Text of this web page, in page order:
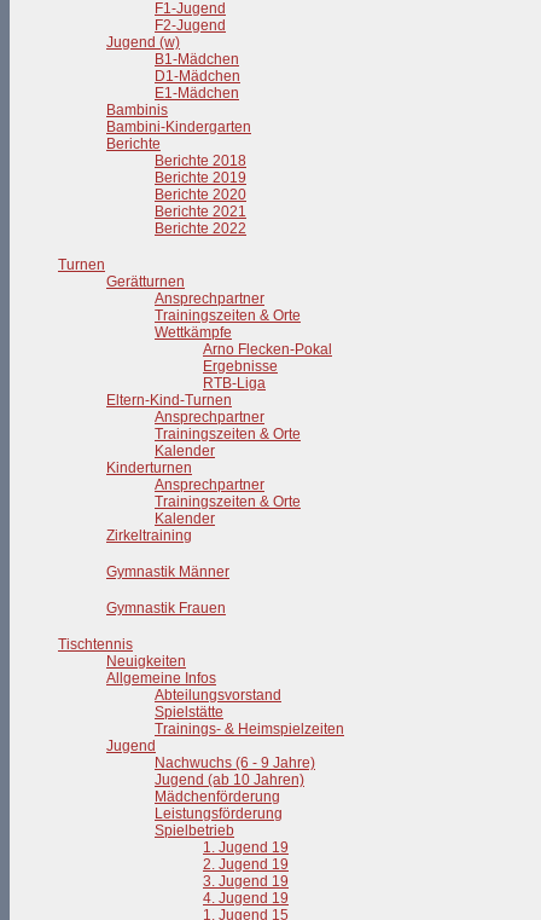
F1-Jugend
F2-Jugend
Jugend (w)
B1-Mädchen
D1-Mädchen
E1-Mädchen
Bambinis
Bambini-Kindergarten
Berichte
Berichte 2018
Berichte 2019
Berichte 2020
Berichte 2021
Berichte 2022
Turnen
Gerätturnen
Ansprechpartner
Trainingszeiten & Orte
Wettkämpfe
Arno Flecken-Pokal
Ergebnisse
RTB-Liga
Eltern-Kind-Turnen
Ansprechpartner
Trainingszeiten & Orte
Kalender
Kinderturnen
Ansprechpartner
Trainingszeiten & Orte
Kalender
Zirkeltraining
Gymnastik Männer
Gymnastik Frauen
Tischtennis
Neuigkeiten
Allgemeine Infos
Abteilungsvorstand
Spielstätte
Trainings- & Heimspielzeiten
Jugend
Nachwuchs (6 - 9 Jahre)
Jugend (ab 10 Jahren)
Mädchenförderung
Leistungsförderung
Spielbetrieb
1. Jugend 19
2. Jugend 19
3. Jugend 19
4. Jugend 19
1. Jugend 15